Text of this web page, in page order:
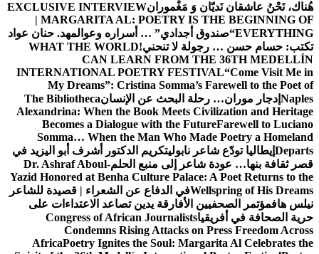
هُناك، نَحْنُ عاشقان نَديّان وَ مَغْمورانEXCLUSIVE INTERVIEW
| MARGARITA AL: POETRY IS THE BEGINNING OF
EVERYTHING“صندوق أجدادي” … أسراره وعوالمهد. حنان عواد
تكتب: حسام حسن … رجولة لا تنحني!WHAT THE WORLD
CAN LEARN FROM THE 36TH MEDELLÍN
INTERNATIONAL POETRY FESTIVAL“Come Visit Me in
My Dreams”: Cristina Somma’s Farewell to the Poet of
Naples إدجار موران… رحلة البحث عن الإنسانThe Bibliotheca
Alexandrina: When the Book Meets Civilization and Heritage
Becomes a Dialogue with the FutureFarewell to Luciano
Somma… When the Man Who Made Poetry a Homeland
Departs إيطاليا تودّع شاعر نابوليتكريم الدكتور أشرف أبو اليزيد في
قصر ثقافة بنها… عودة شاعر إلى منبع الحلمDr. Ashraf Aboul-
Yazid Honored at Benha Culture Palace: A Poet Returns to the
Wellspring of His Dreamsفي الدفاع عن الشعراء | قصيدة للشاعر
نيلس هافمؤتمر الصحفيين الأفارقة يدين تصاعد الاعتداءات على
حرية الصحافة في أفريقياCongress of African Journalists
Condemns Rising Attacks on Press Freedom Across
AfricaPoetry Ignites the Soul: Margarita Al Celebrates the